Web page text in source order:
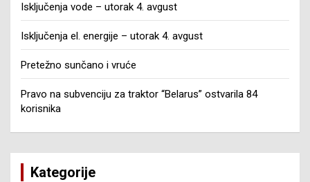
Isključenja vode – utorak 4. avgust
Isključenja el. energije – utorak 4. avgust
Pretežno sunčano i vruće
Pravo na subvenciju za traktor “Belarus” ostvarila 84
korisnika
Kategorije